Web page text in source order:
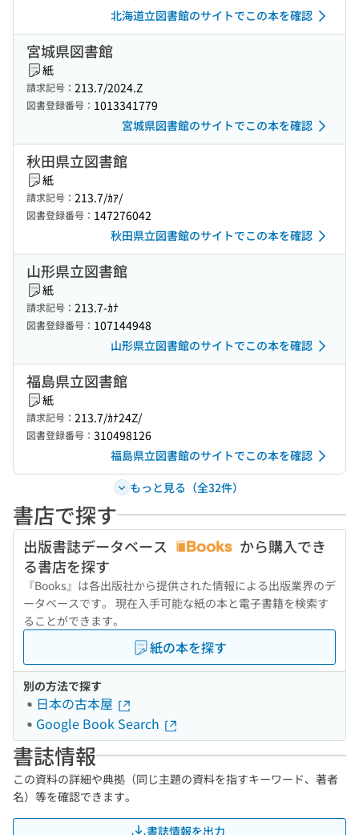
北海道立図書館のサイトでこの本を確認
宮城県図書館
紙
請求記号： 213.7/2024.Z
図書登録番号： 1013341779
宮城県図書館のサイトでこの本を確認
秋田県立図書館
紙
請求記号： 213.7/ｶｱ/
図書登録番号： 147276042
秋田県立図書館のサイトでこの本を確認
山形県立図書館
紙
請求記号： 213.7-ｶﾅ
図書登録番号： 107144948
山形県立図書館のサイトでこの本を確認
福島県立図書館
紙
請求記号： 213.7/ｶﾅ24Z/
図書登録番号： 310498126
福島県立図書館のサイトでこの本を確認
もっと見る（全32件）
書店で探す
出版書誌データベース
から購入でき
る書店を探す
『Books』は各出版社から提供された情報による出版業界のデ
ータベースです。 現在入手可能な紙の本と電子書籍を検索す
ることができます。
紙の本を探す
別の方法で探す
日本の古本屋
Google Book Search
書誌情報
この資料の詳細や典拠（同じ主題の資料を指すキーワード、著者
名）等を確認できます。
書誌情報を出力